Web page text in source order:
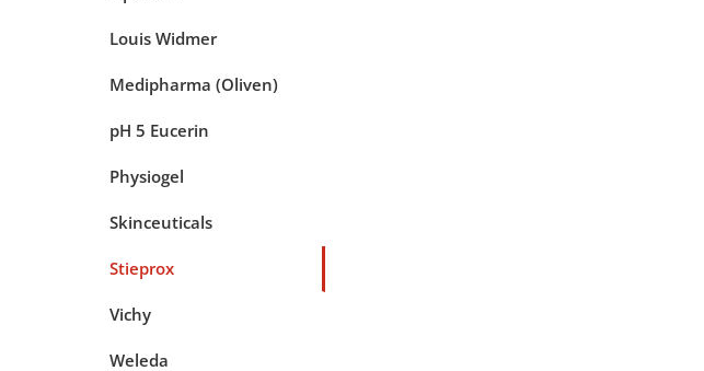
Louis Widmer
Medipharma (Oliven)
pH 5 Eucerin
Physiogel
Skinceuticals
Stieprox
Vichy
Weleda